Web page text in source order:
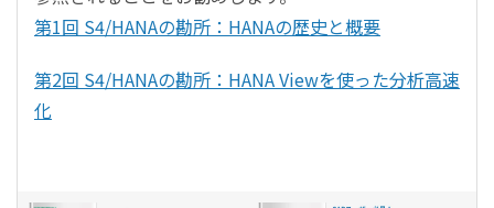
第1回 S4/HANAの勘所：HANAの歴史と概要
第2回 S4/HANAの勘所：HANA Viewを使った分析高速
化